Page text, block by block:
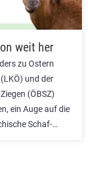
weit her
zu Ostern
und der
(ÖBSZ)
ein Auge auf die
Schaf-…